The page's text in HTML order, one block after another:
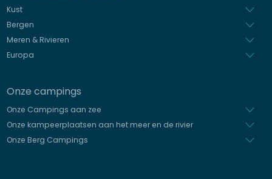
Kust
Bergen
Meren & Rivieren
Europa
Onze campings
Onze Campings aan zee
Onze kampeerplaatsen aan het meer en de rivier
Onze Berg Campings